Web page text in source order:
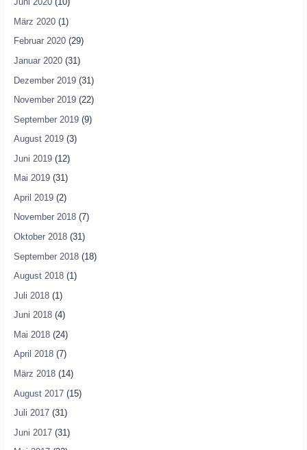
März 2020(1)
Februar 2020(29)
Januar 2020(31)
Dezember 2019(31)
November 2019(22)
September 2019(9)
August 2019(3)
Juni 2019(12)
Mai 2019(31)
April 2019(2)
November 2018(7)
Oktober 2018(31)
September 2018(18)
August 2018(1)
Juli 2018(1)
Juni 2018(4)
Mai 2018(24)
April 2018(7)
März 2018(14)
August 2017(15)
Juli 2017(31)
Juni 2017(31)